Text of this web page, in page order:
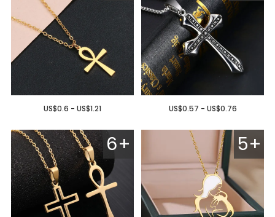
US$0.6 - US$1.21 US$0.57 - US$0.76
6+ 5+